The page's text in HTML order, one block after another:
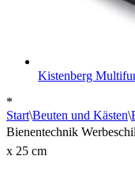
Kistenberg
*
Start\Beuten und Kästen\
Bienentechnik
x 25 cm